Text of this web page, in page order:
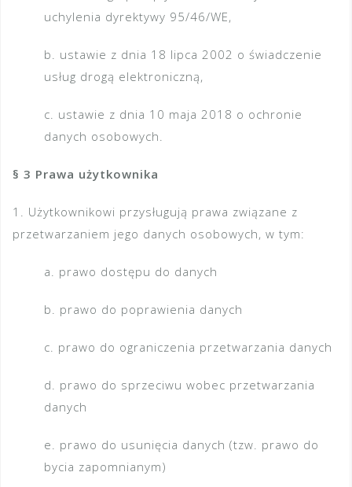
uchylenia dyrektywy 95/46/WE,
b. ustawie z dnia 18 lipca 2002 o świadczenie
usług drogą elektroniczną,
c. ustawie z dnia 10 maja 2018 o ochronie
danych osobowych.
§ 3 Prawa użytkownika
1. Użytkownikowi przysługują prawa związane z
przetwarzaniem jego danych osobowych, w tym:
a. prawo dostępu do danych
b. prawo do poprawienia danych
c. prawo do ograniczenia przetwarzania danych
d. prawo do sprzeciwu wobec przetwarzania
danych
e. prawo do usunięcia danych (tzw. prawo do
bycia zapomnianym)